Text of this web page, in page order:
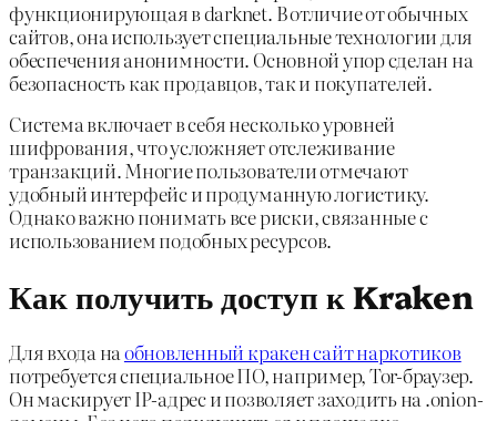
функционирующая в darknet. В отличие от обычных
сайтов, она использует специальные технологии для
обеспечения анонимности. Основной упор сделан на
безопасность как продавцов, так и покупателей.
Система включает в себя несколько уровней
шифрования, что усложняет отслеживание
транзакций. Многие пользователи отмечают
удобный интерфейс и продуманную логистику.
Однако важно понимать все риски, связанные с
использованием подобных ресурсов.
Как получить доступ к Kraken
Для входа на обновленный кракен сайт наркотиков
потребуется специальное ПО, например, Tor-браузер.
Он маскирует IP-адрес и позволяет заходить на .onion-